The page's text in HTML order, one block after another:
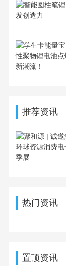
推荐资讯
热门资讯
置顶资讯